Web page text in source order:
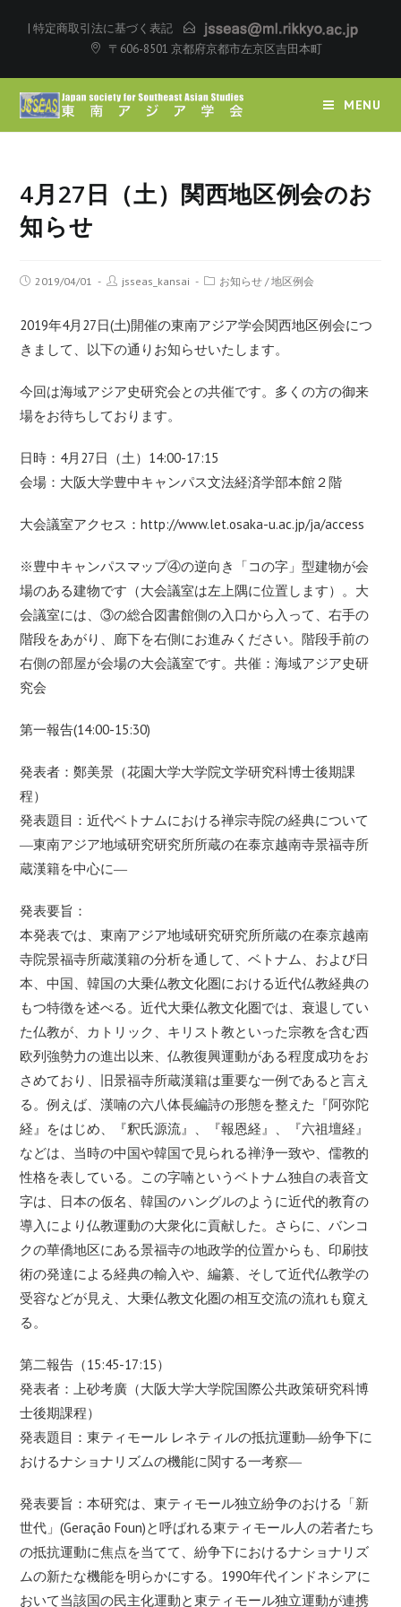
| 特定商取引法に基づく表記
〒606-8501 京都府京都市左京区吉田本町
MENU
4月27日（土）関西地区例会のお
知らせ
2019/04/01 jsseas_kansai お知らせ /地区例会
2019年4月27日(土)開催の東南アジア学会関西地区例会につ
きまして、以下の通りお知らせいたします。
今回は海域アジア史研究会との共催です。多くの方の御来
場をお待ちしております。
日時：4月27日（土）14:00-17:15
会場：大阪大学豊中キャンパス文法経済学部本館２階
大会議室アクセス：http://www.let.osaka-u.ac.jp/ja/access
※豊中キャンパスマップ④の逆向き「コの字」型建物が会
場のある建物です（大会議室は左上隅に位置します）。大
会議室には、③の総合図書館側の入口から入って、右手の
階段をあがり、廊下を右側にお進みください。階段手前の
右側の部屋が会場の大会議室です。共催：海域アジア史研
究会
第一報告(14:00-15:30)
発表者：鄭美景（花園大学大学院文学研究科博士後期課
程）
発表題目：近代ベトナムにおける禅宗寺院の経典について
―東南アジア地域研究研究所所蔵の在泰京越南寺景福寺所
蔵漢籍を中心に―
発表要旨：
本発表では、東南アジア地域研究研究所所蔵の在泰京越南
寺院景福寺所蔵漢籍の分析を通して、ベトナム、および日
本、中国、韓国の大乗仏教文化圏における近代仏教経典の
もつ特徴を述べる。近代大乗仏教文化圏では、衰退してい
た仏教が、カトリック、キリスト教といった宗教を含む西
欧列強勢力の進出以来、仏教復興運動がある程度成功をお
さめており、旧景福寺所蔵漢籍は重要な一例であると言え
る。例えば、漢喃の六八体長編詩の形態を整えた『阿弥陀
経』をはじめ、『釈氏源流』、『報恩経』、『六祖壇経』
などは、当時の中国や韓国で見られる禅浄一致や、儒教的
性格を表している。この字喃というベトナム独自の表音文
字は、日本の仮名、韓国のハングルのように近代的教育の
導入により仏教運動の大衆化に貢献した。さらに、バンコ
クの華僑地区にある景福寺の地政学的位置からも、印刷技
術の発達による経典の輸入や、編纂、そして近代仏教学の
受容などが見え、大乗仏教文化圏の相互交流の流れも窺え
る。
第二報告（15:45-17:15）
発表者：上砂考廣（大阪大学大学院国際公共政策研究科博
士後期課程）
発表題目：東ティモール レネティルの抵抗運動―紛争下に
おけるナショナリズムの機能に関する一考察―
発表要旨：本研究は、東ティモール独立紛争のおける「新
世代」(Geração Foun)と呼ばれる東ティモール人の若者たち
の抵抗運動に焦点を当てて、紛争下におけるナショナリズ
ムの新たな機能を明らかにする。1990年代インドネシアに
おいて当該国の民主化運動と東ティモール独立運動が連携